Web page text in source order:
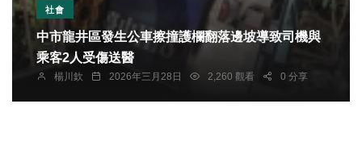
社會
中市龍井區發生公車擦撞護欄翻落邊坡導致司機與
乘客2人受傷送醫
楊川欽 2026年三月28日 2,260 觀看 0 分享